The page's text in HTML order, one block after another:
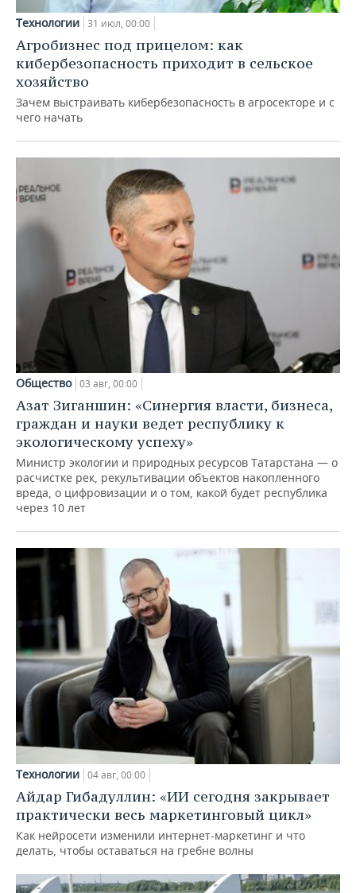
Технологии 31 июл, 00:00
Агробизнес под прицелом: как
кибербезопасность приходит в сельское
хозяйство
Зачем выстраивать кибербезопасность в агросекторе и с
чего начать
Общество 03 авг, 00:00
Азат Зиганшин: «Синергия власти, бизнеса,
граждан и науки ведет республику к
экологическому успеху»
Министр экологии и природных ресурсов Татарстана — о
расчистке рек, рекультивации объектов накопленного
вреда, о цифровизации и о том, какой будет республика
через 10 лет
Технологии 04 авг, 00:00
Айдар Гибадуллин: «ИИ сегодня закрывает
практически весь маркетинговый цикл»
Как нейросети изменили интернет-маркетинг и что
делать, чтобы оставаться на гребне волны